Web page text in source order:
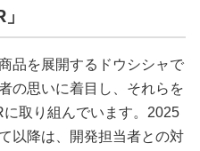
品を展開するドウシシャで
の思いに着目し、それらを
取り組んでいます。2025
以降は、開発担当者との対